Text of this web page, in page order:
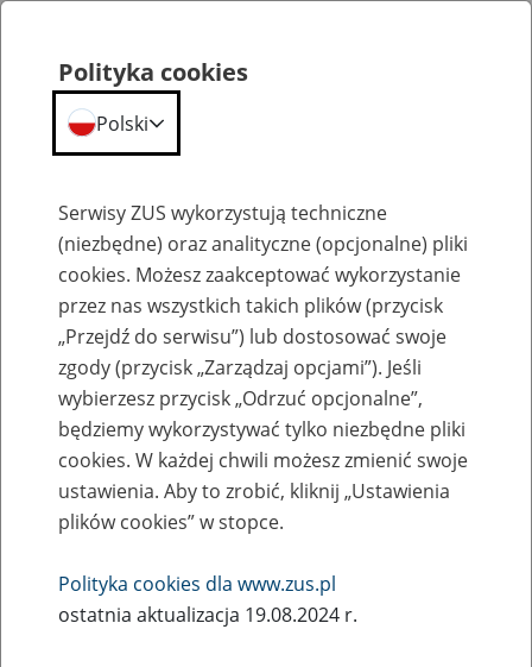
Aktualności
Podsumowanie programu Polski Bon
Turystyczny
20
kwietnia
2023
Polityka cookies
Polski
Serwisy ZUS wykorzystują techniczne
(niezbędne) oraz analityczne (opcjonalne) pliki
cookies. Możesz zaakceptować wykorzystanie
przez nas wszystkich takich plików (przycisk
„Przejdź do serwisu”) lub dostosować swoje
zgody (przycisk „Zarządzaj opcjami”). Jeśli
wybierzesz przycisk „Odrzuć opcjonalne”,
będziemy wykorzystywać tylko niezbędne pliki
cookies. W każdej chwili możesz zmienić swoje
ustawienia. Aby to zrobić, kliknij „Ustawienia
plików cookies” w stopce.
Polityka cookies dla www.zus.pl
ostatnia aktualizacja 19.08.2024 r.